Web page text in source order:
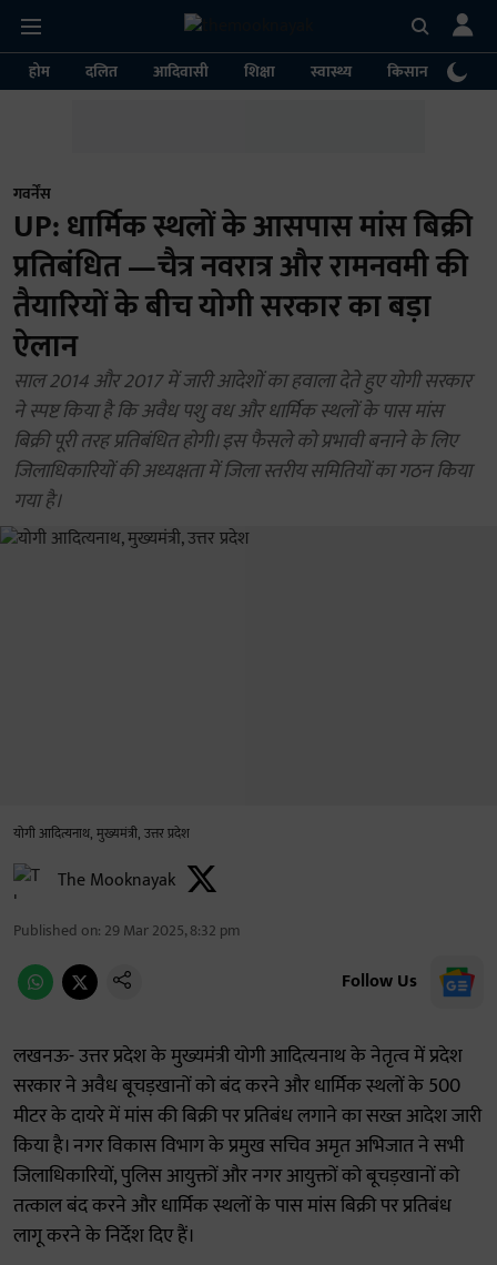
होम दलित आदिवासी शिक्षा स्वास्थ्य किसान
गवर्नेंस
UP: धार्मिक स्थलों के आसपास मांस बिक्री
प्रतिबंधित —चैत्र नवरात्र और रामनवमी की
तैयारियों के बीच योगी सरकार का बड़ा
ऐलान
साल 2014 और 2017 में जारी आदेशों का हवाला देते हुए योगी सरकार
ने स्पष्ट किया है कि अवैध पशु वध और धार्मिक स्थलों के पास मांस
बिक्री पूरी तरह प्रतिबंधित होगी। इस फैसले को प्रभावी बनाने के लिए
जिलाधिकारियों की अध्यक्षता में जिला स्तरीय समितियों का गठन किया
गया है।
योगी आदित्यनाथ, मुख्यमंत्री, उत्तर प्रदेश
The Mooknayak
Published on: 29 Mar 2025, 8:32 pm
Follow Us
लखनऊ- उत्तर प्रदेश के मुख्यमंत्री योगी आदित्यनाथ के नेतृत्व में प्रदेश
सरकार ने अवैध बूचड़खानों को बंद करने और धार्मिक स्थलों के 500
मीटर के दायरे में मांस की बिक्री पर प्रतिबंध लगाने का सख्त आदेश जारी
किया है। नगर विकास विभाग के प्रमुख सचिव अमृत अभिजात ने सभी
जिलाधिकारियों, पुलिस आयुक्तों और नगर आयुक्तों को बूचड़खानों को
तत्काल बंद करने और धार्मिक स्थलों के पास मांस बिक्री पर प्रतिबंध
लागू करने के निर्देश दिए हैं।